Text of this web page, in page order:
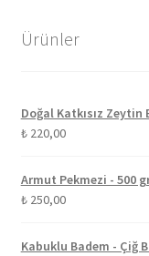
Ürünler
Doğal Katkısız Zeytin
₺220,00
Armut Pekmezi - 500
₺250,00
Kabuklu Badem - Çiğ